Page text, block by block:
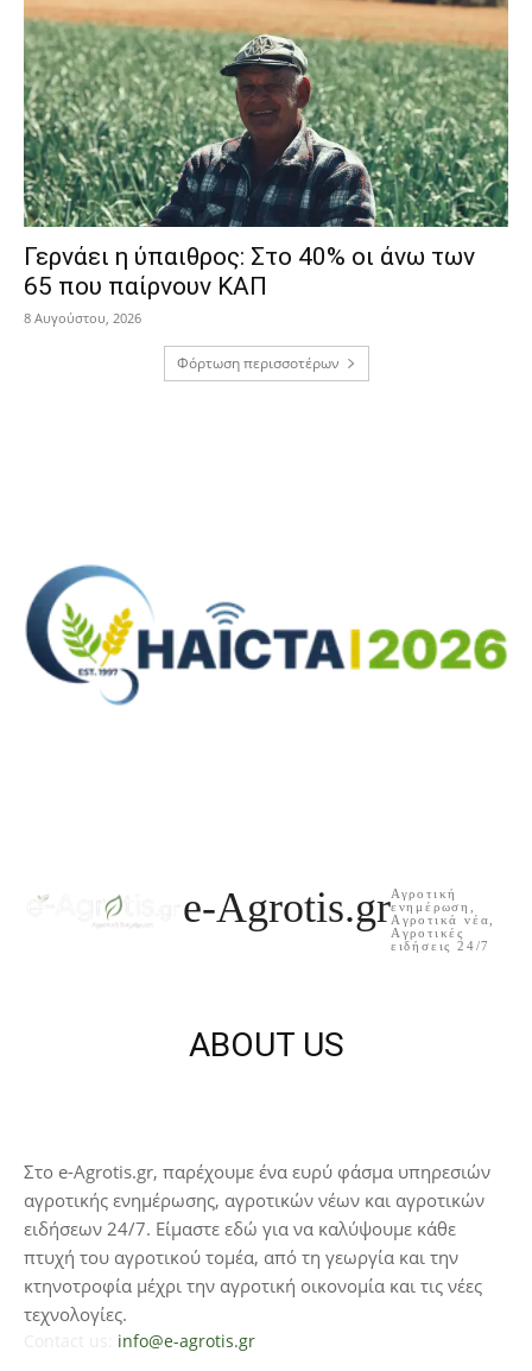
Γερνάει η ύπαιθρος: Στο 40% οι άνω των
65 που παίρνουν ΚΑΠ
8 Αυγούστου, 2026
Φόρτωση περισσοτέρων
e-Agrotis.grΑγροτική
ενημέρωση,
Aγροτικά νέα,
Aγροτικές
ειδήσεις 24/7
ABOUT US
Στο e-Agrotis.gr, παρέχουμε ένα ευρύ φάσμα υπηρεσιών
αγροτικής ενημέρωσης, αγροτικών νέων και αγροτικών
ειδήσεων 24/7. Είμαστε εδώ για να καλύψουμε κάθε
πτυχή του αγροτικού τομέα, από τη γεωργία και την
κτηνοτροφία μέχρι την αγροτική οικονομία και τις νέες
τεχνολογίες.
info@e-agrotis.gr